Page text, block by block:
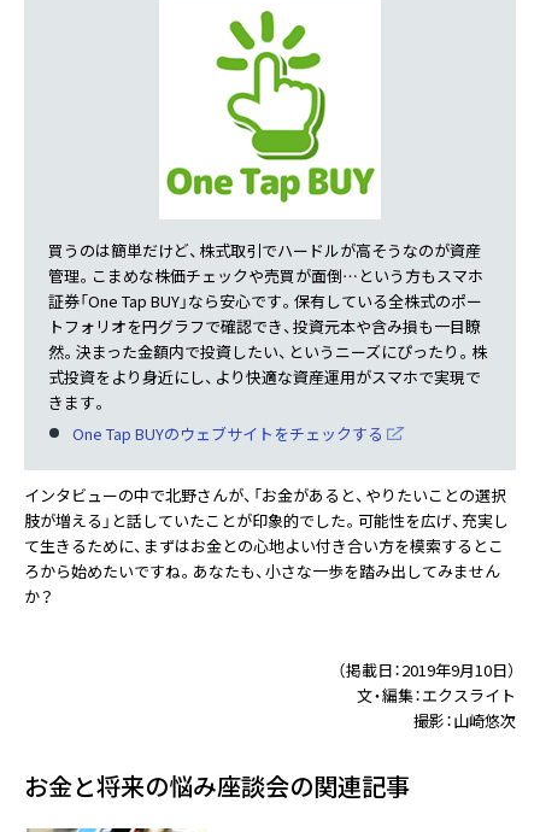
買うのは簡単だけど、株式取引でハードルが高そうなのが資産
管理。こまめな株価チェックや売買が面倒…という方もスマホ
証券「One Tap BUY」なら安心です。保有している全株式のポー
トフォリオを円グラフで確認でき、投資元本や含み損も一目瞭
然。決まった金額内で投資したい、というニーズにぴったり。株
式投資をより身近にし、より快適な資産運用がスマホで実現で
きます。
One Tap BUYのウェブサイトをチェックする
インタビューの中で北野さんが、「お金があると、やりたいことの選択
肢が増える」と話していたことが印象的でした。可能性を広げ、充実し
て生きるために、まずはお金との心地よい付き合い方を模索するとこ
ろから始めたいですね。あなたも、小さな一歩を踏み出してみません
か？
（掲載日：2019年9月10日）
文・編集：エクスライト
撮影：山崎悠次
お金と将来の悩み座談会の関連記事